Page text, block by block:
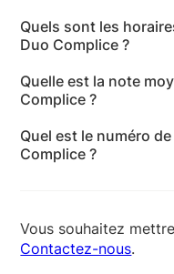
31370 Forgues -
Quels sont les
Duo Complice ?
Complice sont les
mardi: 10:30-16:00 -
10:30-16:00 -
16:00 - dimanche:
Quelle est la note
Complice ?
note moyenne de 4,2
Quel est le numéro
Complice ?
Vous souhaitez
Contactez-nous.